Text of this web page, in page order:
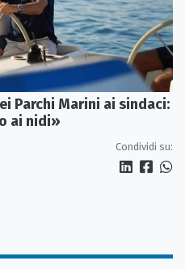
Parchi Marini ai sindaci:
ai nidi»
Condividi su: